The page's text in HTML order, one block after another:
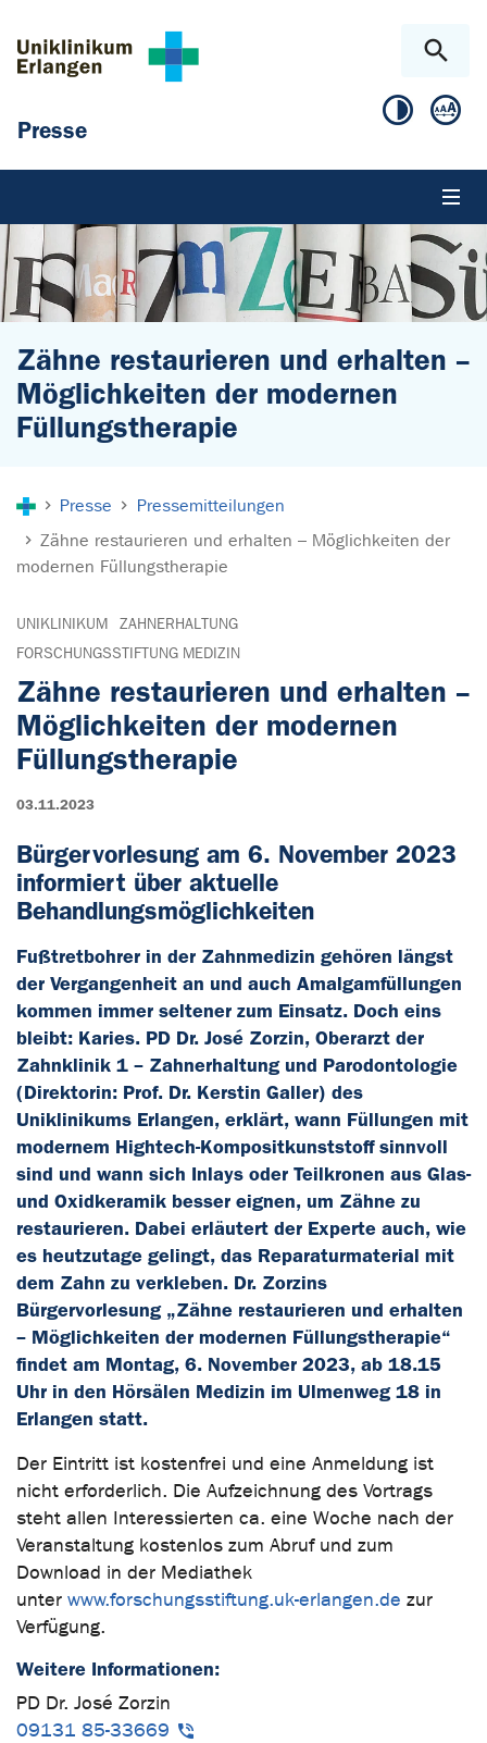
Presse
Zähne restaurieren und erhalten –
Möglichkeiten der modernen
Füllungstherapie
Presse
Pressemitteilungen
Zähne restaurieren und erhalten – Möglichkeiten der
modernen Füllungstherapie
UNIKLINIKUM
ZAHNERHALTUNG
FORSCHUNGSSTIFTUNG MEDIZIN
Zähne restaurieren und erhalten –
Möglichkeiten der modernen
Füllungstherapie
03.11.2023
Bürgervorlesung am 6. November 2023
informiert über aktuelle
Behandlungsmöglichkeiten
Fußtretbohrer in der Zahnmedizin gehören längst
der Vergangenheit an und auch Amalgamfüllungen
kommen immer seltener zum Einsatz. Doch eins
bleibt: Karies. PD Dr. José Zorzin, Oberarzt der
Zahnklinik 1 – Zahnerhaltung und Parodontologie
(Direktorin: Prof. Dr. Kerstin Galler) des
Uniklinikums Erlangen, erklärt, wann Füllungen mit
modernem Hightech-Kompositkunststoff sinnvoll
sind und wann sich Inlays oder Teilkronen aus Glas-
und Oxidkeramik besser eignen, um Zähne zu
restaurieren. Dabei erläutert der Experte auch, wie
es heutzutage gelingt, das Reparaturmaterial mit
dem Zahn zu verkleben. Dr. Zorzins
Bürgervorlesung „Zähne restaurieren und erhalten
– Möglichkeiten der modernen Füllungstherapie“
findet am Montag, 6. November 2023, ab 18.15
Uhr in den Hörsälen Medizin im Ulmenweg 18 in
Erlangen statt.
Der Eintritt ist kostenfrei und eine Anmeldung ist
nicht erforderlich. Die Aufzeichnung des Vortrags
steht allen Interessierten ca. eine Woche nach der
Veranstaltung kostenlos zum Abruf und zum
Download in der Mediathek
unter www.forschungsstiftung.uk-erlangen.de zur
Verfügung.
Weitere Informationen:
PD Dr. José Zorzin
09131 85-33669